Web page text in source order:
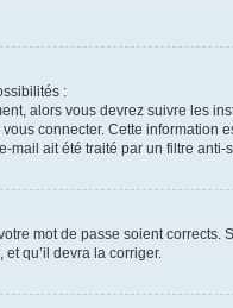
:
alors vous devrez suivre les
connecter. Cette information
ait été traité par un filtre
mot de passe soient
qu’il devra la corriger.